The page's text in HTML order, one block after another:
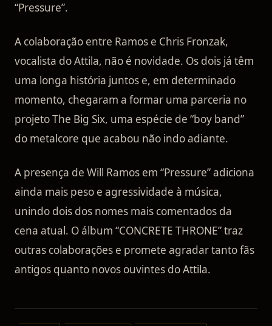
“Pressure”.
A colaboração entre Ramos e Chris Fronzak,
vocalista do Attila, não é novidade. Os dois já têm
uma longa história juntos e, em determinado
momento, chegaram a formar uma parceria no
projeto The Big Six, uma espécie de “boy band”
do metalcore que acabou não indo adiante.
A presença de Will Ramos em “Pressure” adiciona
ainda mais peso e agressividade à música,
unindo dois dos nomes mais comentados da
cena atual. O álbum “CONCRETE THRONE” traz
outras colaborações e promete agradar tanto fãs
antigos quanto novos ouvintes do Attila.